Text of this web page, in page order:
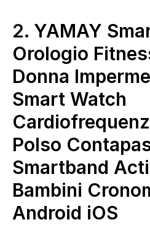
2. YAMAY
Orologio
Donna
Smart Watch
Polso
Smartband
Bambini
Android iOS